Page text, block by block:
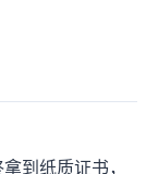
到纸质证书，